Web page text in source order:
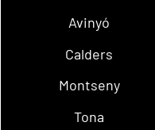
Avinyó
Calders
Montseny
Tona